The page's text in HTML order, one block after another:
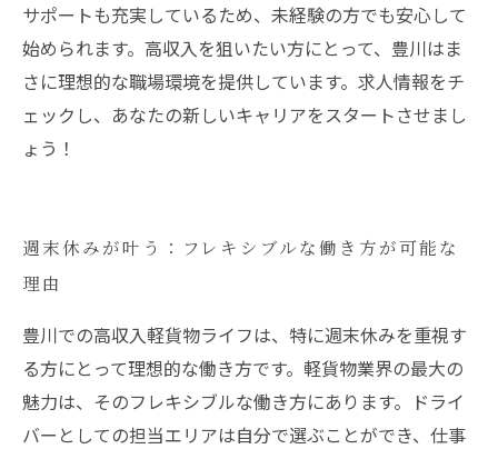
サポートも充実しているため、未経験の方でも安心して
始められます。高収入を狙いたい方にとって、豊川はま
さに理想的な職場環境を提供しています。求人情報をチ
ェックし、あなたの新しいキャリアをスタートさせまし
ょう！
週末休みが叶う：フレキシブルな働き方が可能な
理由
豊川での高収入軽貨物ライフは、特に週末休みを重視す
る方にとって理想的な働き方です。軽貨物業界の最大の
魅力は、そのフレキシブルな働き方にあります。ドライ
バーとしての担当エリアは自分で選ぶことができ、仕事